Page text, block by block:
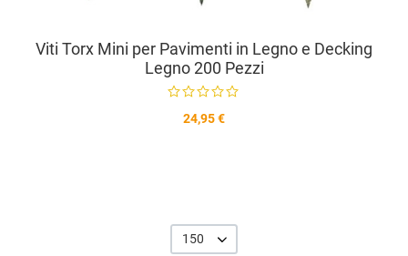
Viti Torx Mini per Pavimenti in Legno e Decking
Legno 200 Pezzi
24,95 €
150